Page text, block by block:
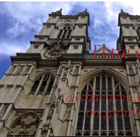
Entre
Consulte para
ou